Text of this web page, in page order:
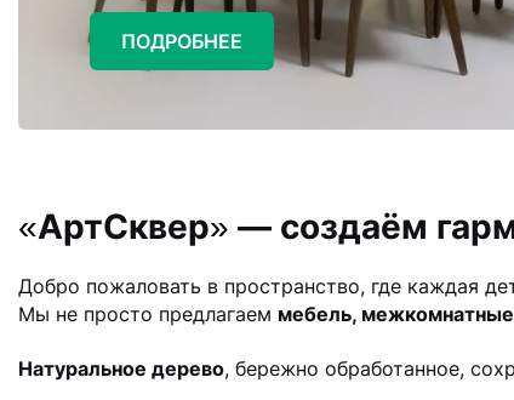
ПОДРОБНЕЕ
«АртСквер» — создаём
Добро пожаловать в пространство, где каждая
Мы не просто предлагаем мебель, межкомнатные
Натуральное дерево, бережно обработанное,